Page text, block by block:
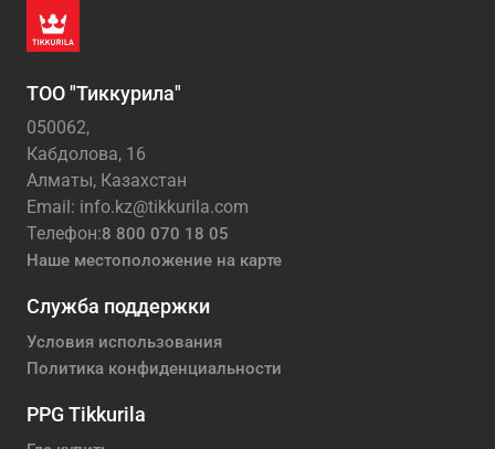
ТОО "Тиккурила"
050062,
Кабдолова, 16
Алматы, Казахстан
Email: info.kz@tikkurila.com
Телефон:8 800 070 18 05
Наше местоположение на карте
Служба поддержки
Условия использования
Политика конфиденциальности
PPG Tikkurila